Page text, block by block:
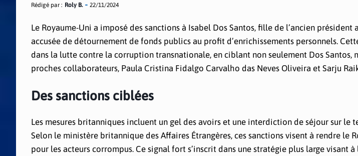
Rédigé par : Roly B. 22/11/2024
Le Royaume-Uni a imposé des sanctions à Isabel Dos Santos, fille de l’ancien président
accusée de détournement de fonds publics au profit d’enrichissements personnels.
dans la lutte contre la corruption transnationale, en ciblant non seulement Dos Santos,
proches collaborateurs, Paula Cristina Fidalgo Carvalho das Neves Oliveira et Sarju
Des sanctions ciblées
Les mesures britanniques incluent un gel des avoirs et une interdiction de séjour sur
Selon le ministère britannique des Affaires Étrangères, ces sanctions visent à rendre le
pour les acteurs corrompus. Ce signal fort s’inscrit dans une stratégie plus large visant